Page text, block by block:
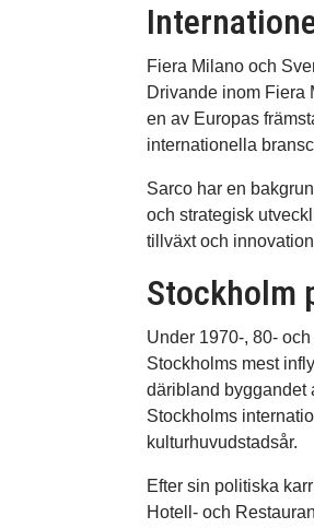
Fiera Milano och
Drivande inom Fiera
en av Europas
internationella
Sarco har en
och strategisk
tillväxt och
Stockholm
Under 1970-, 80-
Stockholms mest
däribland byggandet
Stockholms
kulturhuvudstadsår.
Efter sin politiska
Hotell- och